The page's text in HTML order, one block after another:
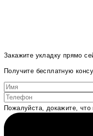
Закажите укладку прямо
Получите бесплатную
Пожалуйста, докажите,